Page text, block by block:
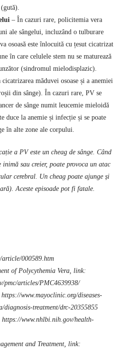
– În cazuri rare, policitemia vera
ale sângelui, incluzând o tulburare
osoasă este înlocuită cu țesut cicatrizat
în care celulele stem nu se maturează
(sindromul mielodisplazic).
măduvei osoase și a anemiei
din sânge). În cazuri rare, PV se
de sânge numit leucemie mieloidă
duce la anemie și infecție și se poate
în alte zone ale corpului.
a PV este un cheag de sânge. Când
inimă sau creier, poate provoca un atac
cerebral. Un cheag poate ajunge și
Aceste episoade pot fi fatale.
article/000589.htm
of Polycythemia Vera, link:
pmc/articles/PMC4639938/
www.mayoclinic.org/diseases-
diagnosis-treatment/drc-20355855
www.nhlbi.nih.gov/health-
and Treatment, link: